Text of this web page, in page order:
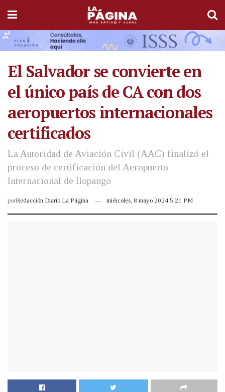
El Salvador se convierte en
el único país de CA con dos
aeropuertos internacionales
certificados
La Autoridad de Aviación Civil (AAC) finalizó el
proceso de certificación del Aeropuerto
Internacional de Ilopango
porRedacción Diario La Página miércoles, 8 mayo 2024 5:21 PM